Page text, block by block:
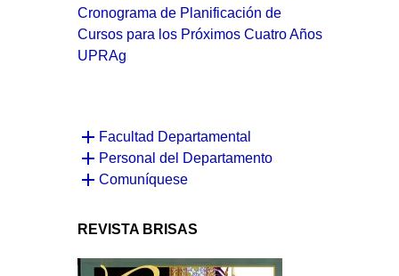
Cronograma de Planificación de
Cursos para los Próximos Cuatro Años
UPRAg
Facultad Departamental
Personal del Departamento
Comuníquese
REVISTA BRISAS